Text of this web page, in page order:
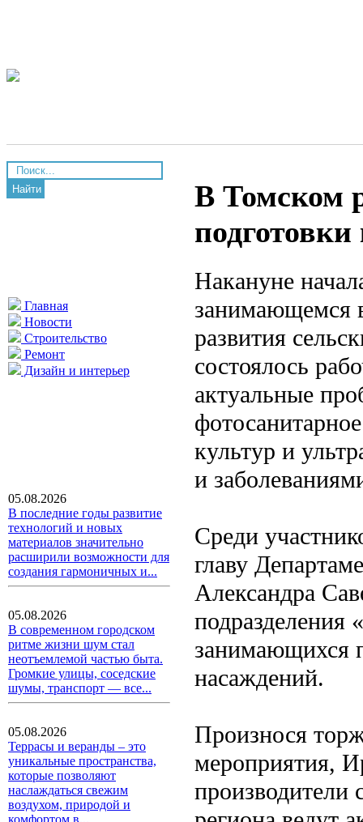
Найти
Главная
Новости
Строительство
Ремонт
Дизайн и интерьер
05.08.2026
В последние годы развитие
технологий и новых
материалов значительно
расширили возможности для
создания гармоничных и...
05.08.2026
В современном городском
ритме жизни шум стал
неотъемлемой частью быта.
Громкие улицы, соседские
шумы, транспорт — все...
05.08.2026
Террасы и веранды – это
уникальные пространства,
которые позволяют
наслаждаться свежим
воздухом, природой и
комфортом в...
В Томском
Накануне
занимающемся
развития
состоялось
актуальные
культур и
и
Среди
главу
Александра
подразделения
занимающихся
насаждений.
Произнося
мероприятия,
производители